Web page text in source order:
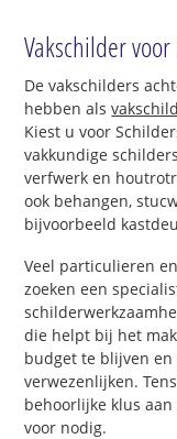
Vakschilder
De vakschilders
hebben als
Kiest u voor
vakkundige
verfwerk en
ook behangen,
bijvoorbeeld
Veel particulieren
zoeken een
die helpt bij het
budget te blijven en
verwezenlijken.
behoorlijke klus
voor nodig.